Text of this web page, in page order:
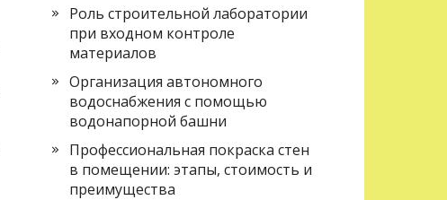
Роль строительной лаборатории
при входном контроле
материалов
Организация автономного
водоснабжения с помощью
водонапорной башни
Профессиональная покраска стен
в помещении: этапы, стоимость и
преимущества